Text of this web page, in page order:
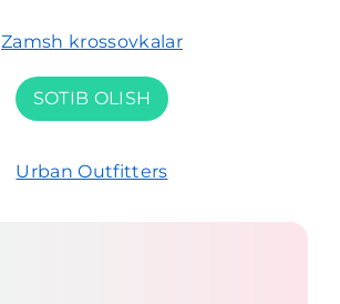
Zamsh krossovkalar
SOTIB OLISH
Urban Outfitters